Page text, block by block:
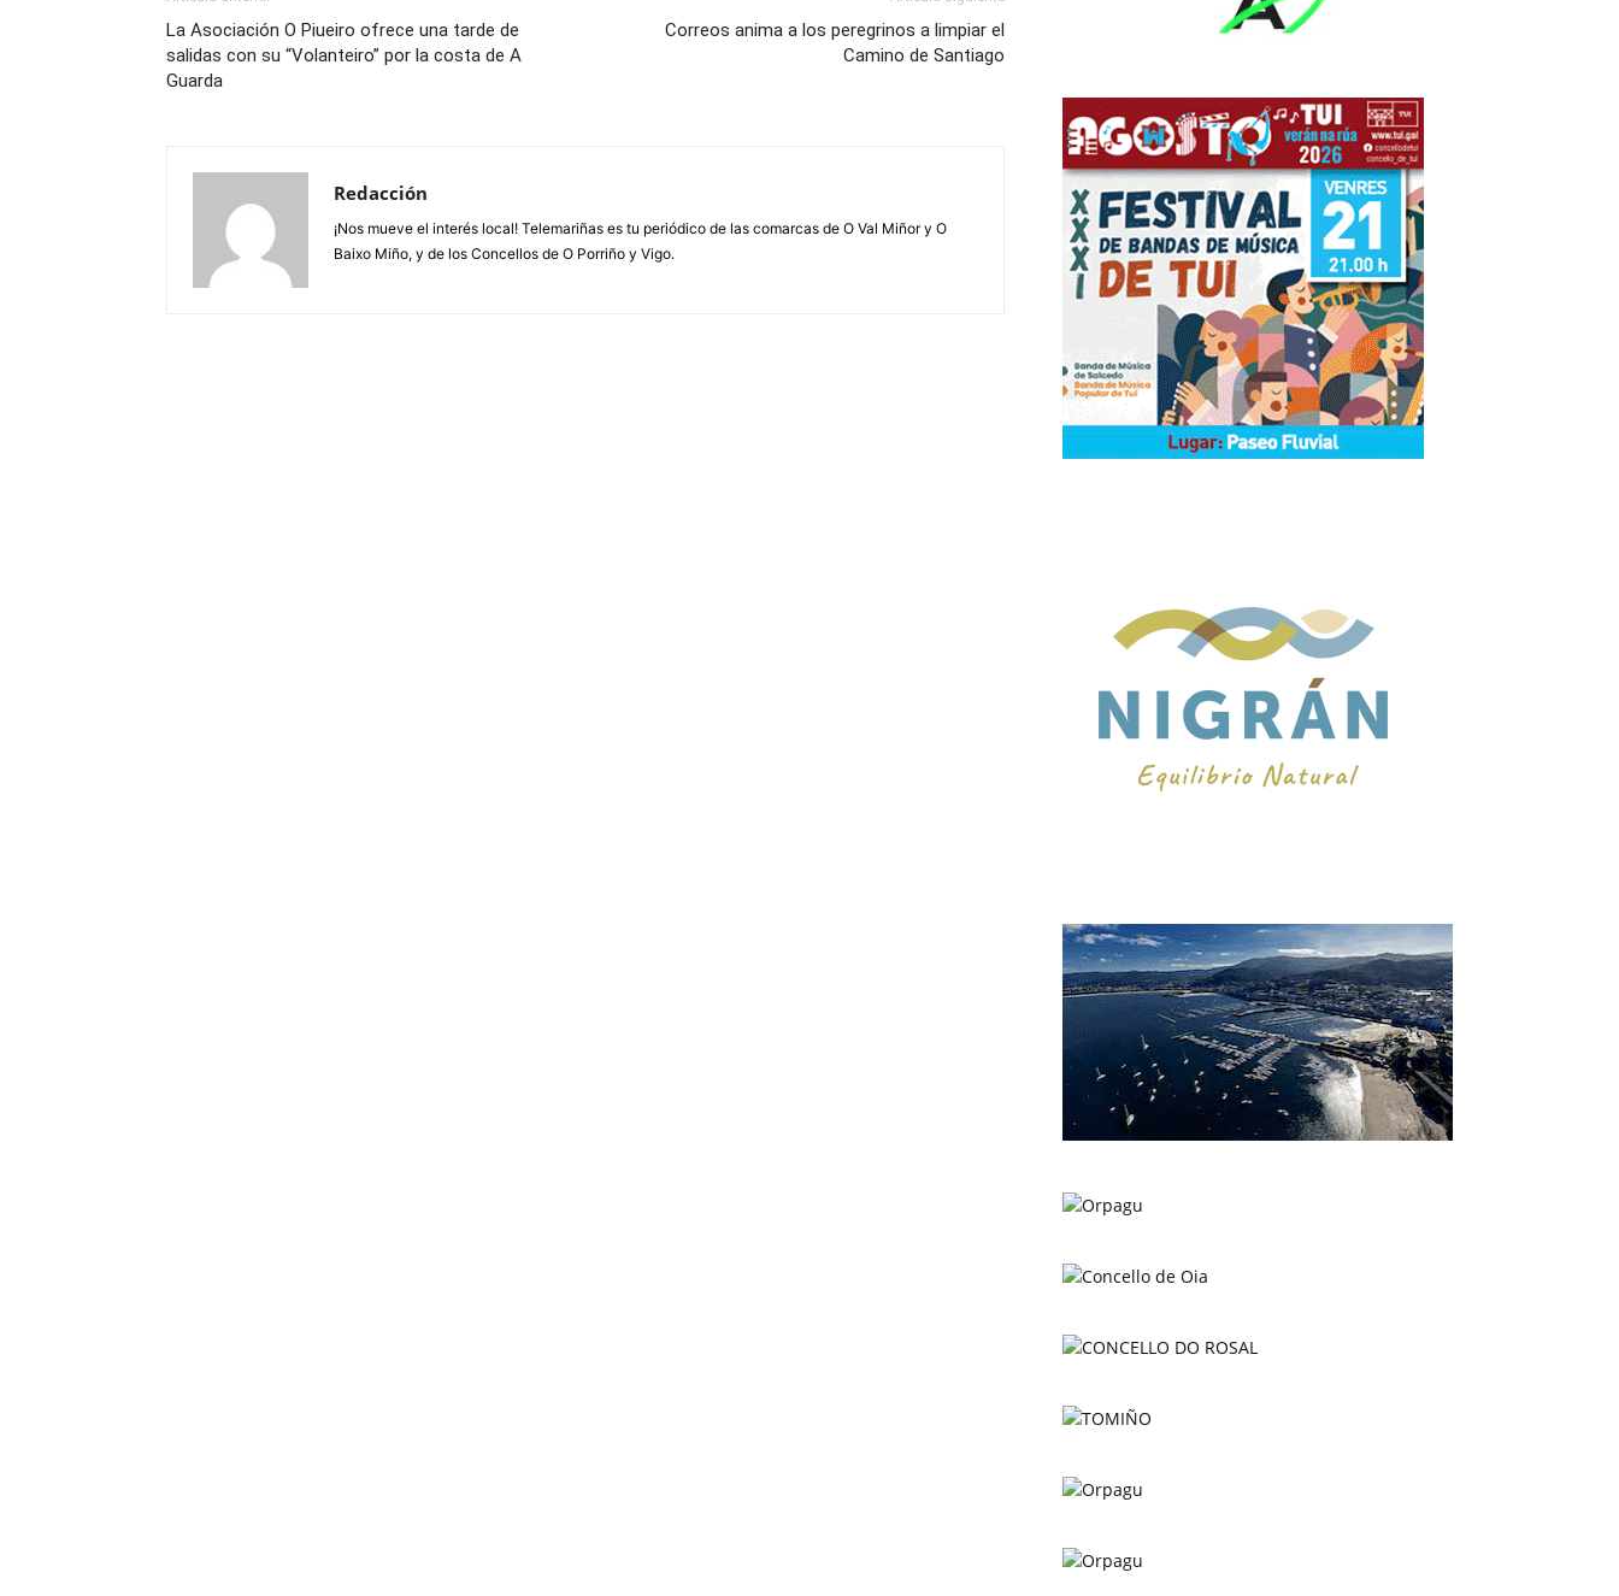
La Asociación O Piueiro ofrece una tarde de
salidas con su “Volanteiro” por la costa de A
Guarda
Correos anima a los peregrinos a limpiar el
Camino de Santiago
Redacción
¡Nos mueve el interés local! Telemariñas es tu periódico de las comarcas de O Val Miñor y O
Baixo Miño, y de los Concellos de O Porriño y Vigo.